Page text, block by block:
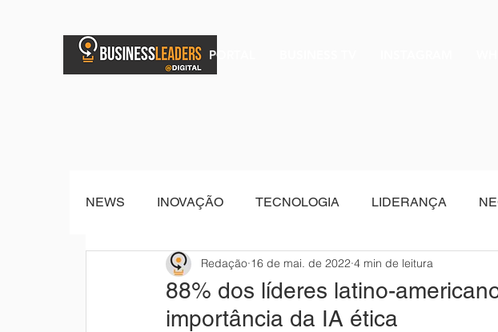
PORTAL
NEWS INOVAÇÃO TECNOLOGIA LIDERANÇA
BRAND POST Senior Sistemas Oracle
88% dos líderes latino-
importância da IA ética
Redação 16 de mai. de 2022 4 min de leitura